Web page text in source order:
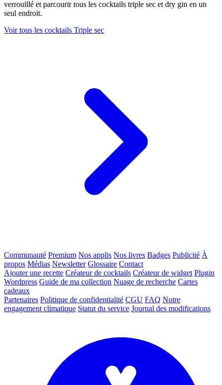
verrouillé et parcourir tous les cocktails triple sec et dry gin en un
seul endroit.
Voir tous les cocktails Triple sec
Communauté Premium Nos applis Nos livres Badges Publicité À
propos Médias Newsletter Glossaire Contact
Ajouter une recette Créateur de cocktails Créateur de widget Plugin
Wordpress Guide de ma collection Nuage de recherche Cartes
cadeaux
Partenaires Politique de confidentialité CGU FAQ Notre
engagement climatique Statut du service Journal des modifications